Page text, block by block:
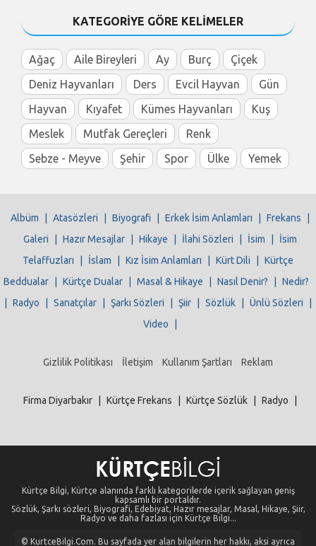
KATEGORİYE GÖRE KELİMELER
Ağaç Aile Bireyleri Ay Burç
Çiçek
Deniz Hayvanları
Ders Evcil Hayvan
Gün
Hayvan
Kıyafet Kümes Hayvanları
Kuş
Meslek
Mutfak Gereçleri
Renk
Sebze - Meyve
Şehir Spor Ülke Yemek
Albüm Atasözleri Biyografi Erkek İsim Anlamları Frekans
Galeri
Hazır Mesajlar Hikaye İlahi Sözleri İsim
İsim
Telaffuzları
İslam Kız İsim Anlamları Kürt Dili
Kürtçe
Beddualar
Kürtçe Dualar Masal & Hikaye Nasıl Denir?
Nedir?
Radyo Sanatçılar Şarkı Sözleri Şiir Sözlük Ünlü Sözleri
Video
Gizlilik Politikası İletişim Kullanım Şartları Reklam
Firma Diyarbakır Kürtçe Frekans Kürtçe Sözlük Radyo
Kürtçe Bilgi, Kürtçe alanında farklı kategorilerde içerik sağlayan geniş
kapsamlı bir portaldır.
Sözlük, Şarkı sözleri, Biyografi, Edebiyat, Hazır mesajlar, Masal, Hikaye, Şiir,
Radyo ve daha fazlası için Kürtçe Bilgi...
© KurtceBilgi.Com. Bu sayfada yer alan bilgilerin her hakkı, aksi ayrıca